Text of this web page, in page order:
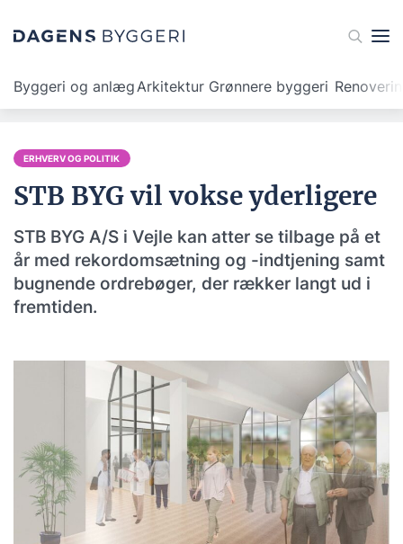
Byggeri og anlægArkitektur Grønnere byggeri
ERHVERV OG POLITIK
STB BYG vil vokse yderligere
STB BYG A/S i Vejle kan atter se tilbage på et
år med rekordomsætning og -indtjening samt
bugnende ordrebøger, der rækker langt ud i
fremtiden.